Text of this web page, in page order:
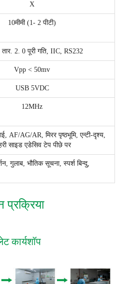
X
10मीमी (1- 2 पीटी)
2. 0 पूरी गति, IIC, RS232
Vpp < 50mv
USB 5VDC
12MHz
AF/AG/AR, मिरर पृष्ठभूमि, एन्टी-दृश्य,
साइड एडेसिव टेप पीछे पर
गुलाब, भौतिक सूचना, स्पर्श बिन्दु,
प्रक्रिया
कार्यशॉप